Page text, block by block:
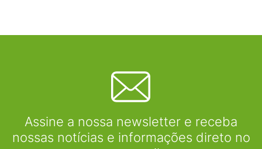
Assine a nossa newsletter e receba
nossas notícias e informações direto no